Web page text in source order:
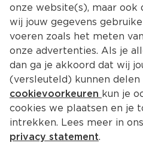
GIJS Runder
Per Bakje 400 g  (per kilo
onze website(s), maar ook
wij jouw gegevens
voeren zoals het meten
onze advertenties. Als je
dan ga je akkoord dat wij
(versleuteld) kunnen delen
cookievoorkeuren kun je
cookies we plaatsen en je
intrekken. Lees meer in ons
privacy statement.